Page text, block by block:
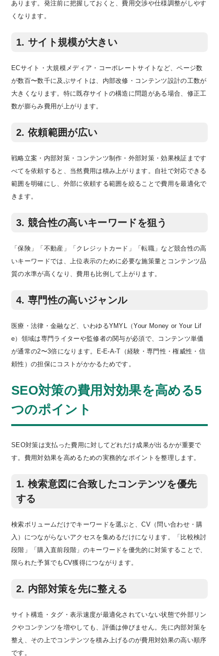
あります。発注前に把握しておくと、費用交渉や仕様調整がしやす
くなります。
1. サイト規模が大きい
ECサイト・大規模メディア・コーポレートサイトなど、ページ数
が数百〜数千に及ぶサイトは、内部改修・コンテンツ設計の工数が
大きくなります。特に既存サイトの構造に問題がある場合、修正工
数が膨らみ費用が上がります。
2. 依頼範囲が広い
戦略立案・内部対策・コンテンツ制作・外部対策・効果検証まです
べてを依頼すると、当然費用は積み上がります。自社で対応できる
範囲を明確にし、外部に依頼する範囲を絞ることで費用を最適化で
きます。
3. 競合性の高いキーワードを狙う
「保険」「不動産」「クレジットカード」「転職」など競合性の高
いキーワードでは、上位表示のために必要な施策量とコンテンツ品
質の水準が高くなり、費用も比例して上がります。
4. 専門性の高いジャンル
医療・法律・金融など、いわゆるYMYL（Your Money or Your Lif
e）領域は専門ライターや監修者の関与が必須で、コンテンツ単価
が通常の2〜3倍になります。E-E-A-T（経験・専門性・権威性・信
頼性）の担保にコストがかかるためです。
SEO対策の費用対効果を高める5
つのポイント
SEO対策は支払った費用に対してどれだけ成果が出るかが重要で
す。費用対効果を高めるための実務的なポイントを整理します。
1. 検索意図に合致したコンテンツを優先
する
検索ボリュームだけでキーワードを選ぶと、CV（問い合わせ・購
入）につながらないアクセスを集めるだけになります。「比較検討
段階」「購入直前段階」のキーワードを優先的に対策することで、
限られた予算でもCV獲得につながります。
2. 内部対策を先に整える
サイト構造・タグ・表示速度が最適化されていない状態で外部リン
クやコンテンツを増やしても、評価は伸びません。先に内部対策を
整え、その上でコンテンツを積み上げるのが費用対効果の高い順序
です。